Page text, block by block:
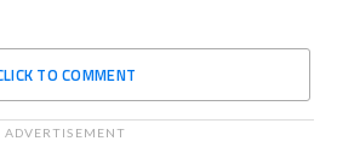
TO COMMENT
ADVERTISEMENT